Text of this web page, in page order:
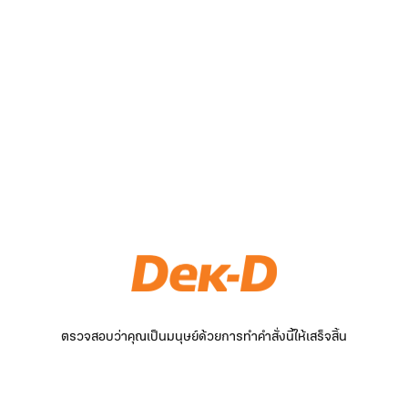
ตรวจสอบว่าคุณเป็นมนุษย์ด้วยการทำคำสั่งนี้ให้เสร็จสิ้น